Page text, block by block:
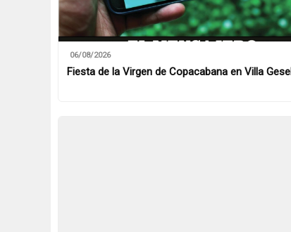
06/08/2026
Fiesta de la Virgen de Copacabana en Villa Gesell